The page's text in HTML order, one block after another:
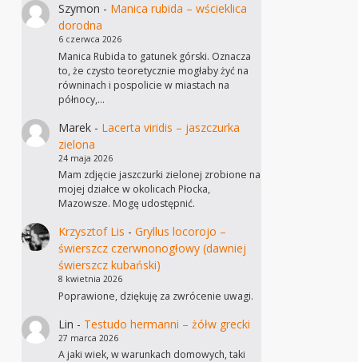
Szymon - Manica rubida – wścieklica
dorodna
6 czerwca 2026
Manica Rubida to gatunek górski. Oznacza
to, że czysto teoretycznie mogłaby żyć na
równinach i pospolicie w miastach na
północy,…
Marek- Lacerta viridis – jaszczurka
zielona
24 maja 2026
Mam zdjęcie jaszczurki zielonej zrobione na
mojej działce w okolicach Płocka,
Mazowsze. Mogę udostępnić.
Krzysztof Lis - Gryllus locorojo –
świerszcz czerwnonogłowy (dawniej
świerszcz kubański)
8 kwietnia 2026
Poprawione, dziękuję za zwrócenie uwagi.
Lin - Testudo hermanni – żółw grecki
27 marca 2026
A jaki wiek, w warunkach domowych, taki